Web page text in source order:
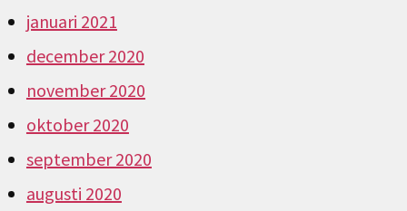
januari 2021
december 2020
november 2020
oktober 2020
september 2020
augusti 2020